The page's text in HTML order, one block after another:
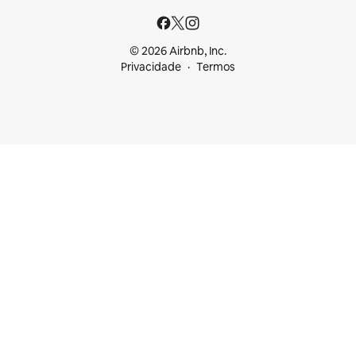
© 2026 Airbnb, Inc.
Privacidade
Termos